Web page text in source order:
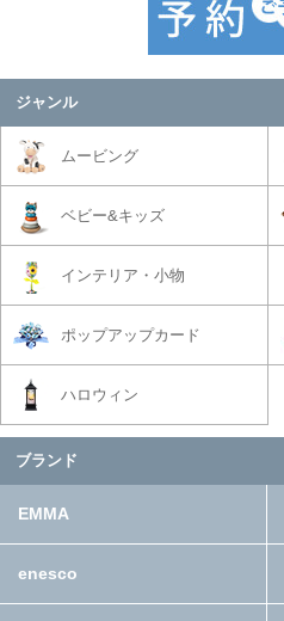
ジャンル
ムービング
ベビー&キッズ
インテリア・小物
ポップアップカード
ハロウィン
ブランド
EMMA
enesco